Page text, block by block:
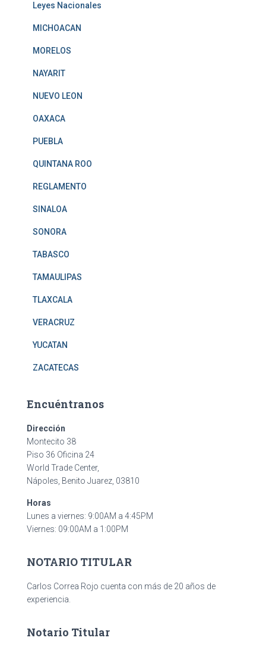
Leyes Nacionales
MICHOACAN
MORELOS
NAYARIT
NUEVO LEON
OAXACA
PUEBLA
QUINTANA ROO
REGLAMENTO
SINALOA
SONORA
TABASCO
TAMAULIPAS
TLAXCALA
VERACRUZ
YUCATAN
ZACATECAS
Encuéntranos
Dirección
Montecito 38
Piso 36 Oficina 24
World Trade Center,
Nápoles, Benito Juarez, 03810
Horas
Lunes a viernes: 9:00AM a 4:45PM
Viernes: 09:00AM a 1:00PM
NOTARIO TITULAR
Carlos Correa Rojo cuenta con más de 20 años de
experiencia.
Notario Titular